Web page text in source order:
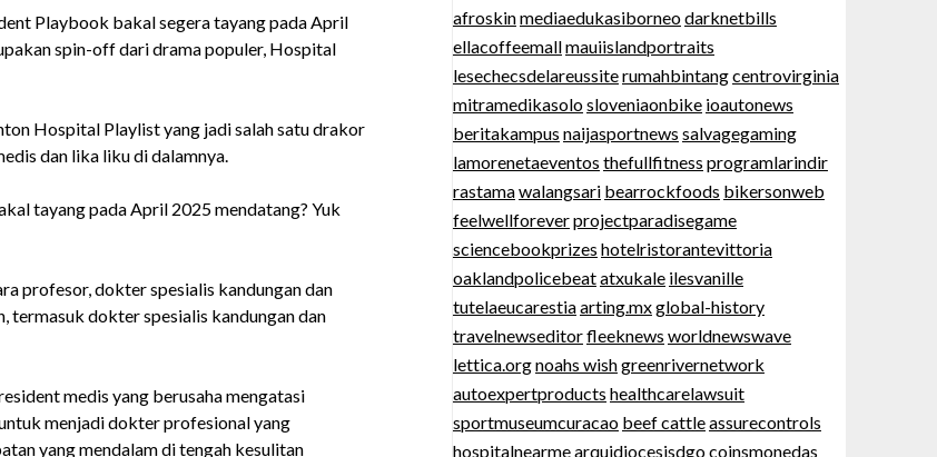
Playbook bakal segera tayang pada April
spin-off dari drama populer, Hospital
Hospital Playlist yang jadi salah satu drakor
dan lika liku di dalamnya.
tayang pada April 2025 mendatang? Yuk
profesor, dokter spesialis kandungan dan
termasuk dokter spesialis kandungan dan
medis yang berusaha mengatasi
menjadi dokter profesional yang
yang mendalam di tengah kesulitan
afroskinmediaedukasiborneodarknetbills
ellacoffeemallmauiislandportraits
lesechecsdelareussiterumahbintangcentrovirginia
mitramedikasolosloveniaonbike ioautonews
beritakampus naijasportnews salvagegaming
lamorenetaeventos thefullfitness programlarindir
rastamawalangsari bearrockfoods bikersonweb
feelwellforeverprojectparadisegame
sciencebookprizes hotelristorantevittoria
oaklandpolicebeatatxukale ilesvanille
tutelaeucarestiaarting.mxglobal-history
travelnewseditorfleeknews worldnewswave
lettica.orgnoahs wishgreenrivernetwork
autoexpertproducts healthcarelawsuit
sportmuseumcuracao beef cattleassurecontrols
hospitalnearmearquidiocesisdgocoinsmonedas